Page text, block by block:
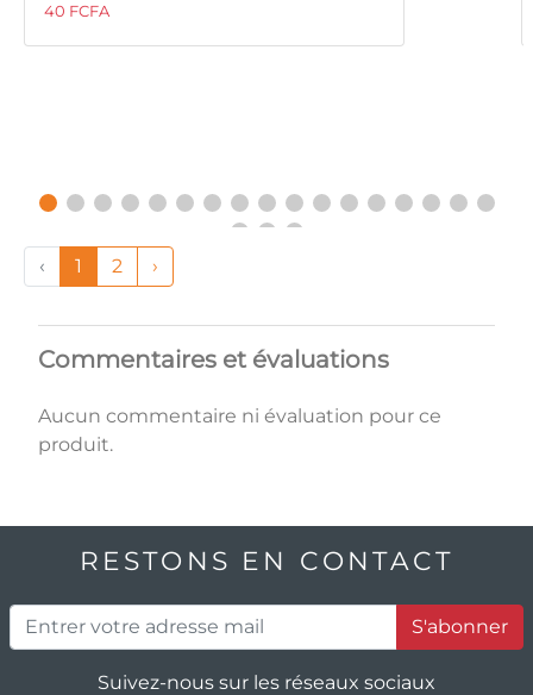
40 FCFA
‹ 1 2 ›
Commentaires et évaluations
Aucun commentaire ni évaluation pour ce
produit.
RESTONS EN CONTACT
S'abonner
Suivez-nous sur les réseaux sociaux